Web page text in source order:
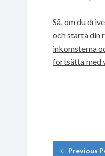
Så, om du
och starta din
inkomsterna
fortsätta med
Previous